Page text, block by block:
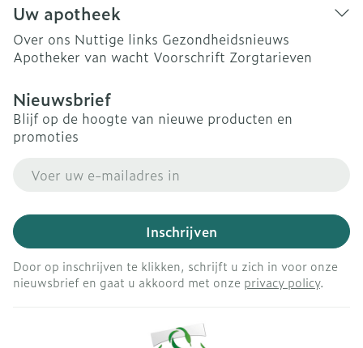
Uw apotheek
Over ons Nuttige links Gezondheidsnieuws
Apotheker van wacht Voorschrift Zorgtarieven
Nieuwsbrief
Blijf op de hoogte van nieuwe producten en
promoties
Inschrijven
Door op inschrijven te klikken, schrijft u zich in voor onze
nieuwsbrief en gaat u akkoord met onze privacy policy.